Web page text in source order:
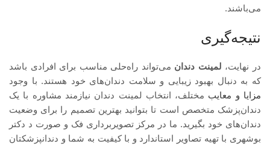
می‌باشند.
نتیجه‌گیری
در نهایت، لمینت دندان می‌تواند راه‌حلی مناسب برای افرادی باشد
که به دنبال بهبود زیبایی و سلامت دندان‌های خود هستند. با وجود
مزایا و معایب مختلف، انتخاب لمینت دندان نیازمند مشاوره با یک
دندان‌پزشک متخصص است تا بتوانید بهترین تصمیم را برای وضعیت
دندان‌های خود بگیرید. ما در مرکز تصویربرداری فک و صورت د دکتر
بوشهری با تهیه تصاویر استاندارد و با کیفیت به شما و دندانپزشکتان